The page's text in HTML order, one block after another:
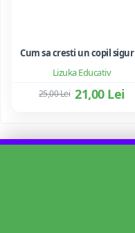
Lizuka Educativ
21,00 Lei
25,00 Lei